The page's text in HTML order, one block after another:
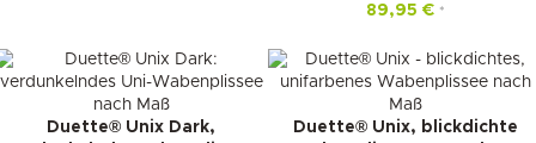
89,95 € *
Duette® Unix Dark,
Duette® Unix, blickdichte